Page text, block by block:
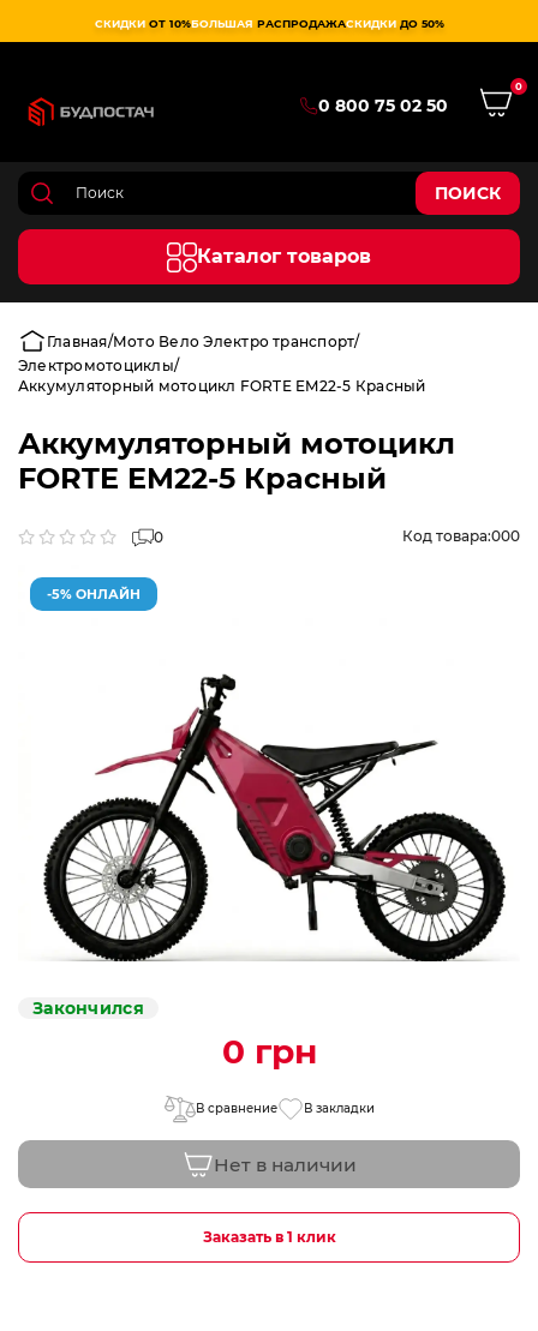
СКИДКИ ОТ 10%БОЛЬШАЯ РАСПРОДАЖАСКИДКИ ДО 50%
0 800 75 02 50
0
ПОИСК
Каталог товаров
Главная Мото Вело Электро транспорт
Электромотоциклы
Аккумуляторный мотоцикл FORTE EM22-5 Красный
Аккумуляторный мотоцикл
FORTE EM22-5 Красный
0 Код товара:000
-5% ОНЛАЙН
Закончился
0 грн
В сравнение В закладки
Нет в наличии
Заказать в 1 клик